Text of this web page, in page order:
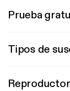
Prueba
Tipos de